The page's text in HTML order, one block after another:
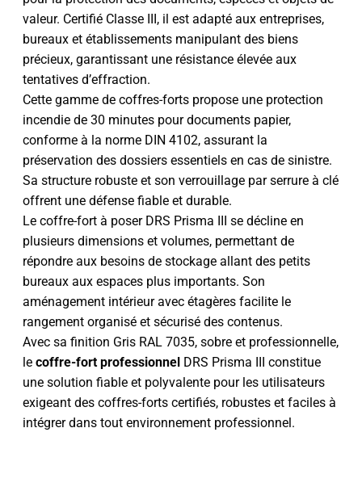
valeur. Certifié Classe III, il est adapté aux entreprises,
bureaux et établissements manipulant des biens
précieux, garantissant une résistance élevée aux
tentatives d’effraction.
Cette gamme de coffres-forts propose une protection
incendie de 30 minutes pour documents papier,
conforme à la norme DIN 4102, assurant la
préservation des dossiers essentiels en cas de sinistre.
Sa structure robuste et son verrouillage par serrure à clé
offrent une défense fiable et durable.
Le coffre-fort à poser DRS Prisma III se décline en
plusieurs dimensions et volumes, permettant de
répondre aux besoins de stockage allant des petits
bureaux aux espaces plus importants. Son
aménagement intérieur avec étagères facilite le
rangement organisé et sécurisé des contenus.
Avec sa finition Gris RAL 7035, sobre et professionnelle,
le coffre-fort professionnel DRS Prisma III constitue
une solution fiable et polyvalente pour les utilisateurs
exigeant des coffres-forts certifiés, robustes et faciles à
intégrer dans tout environnement professionnel.